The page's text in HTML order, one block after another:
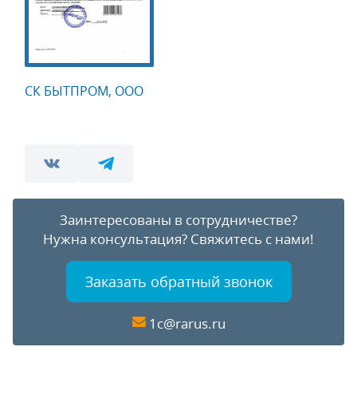
СК БЫТПРОМ, ООО
Заинтересованы в сотрудничестве?
Нужна консультация? Свяжитесь с нами!
Заказать обратный звонок
1c@rarus.ru